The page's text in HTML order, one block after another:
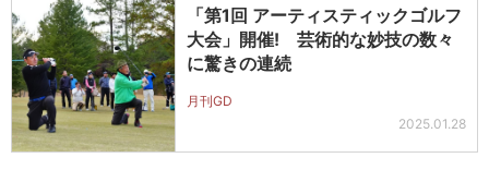
「第1回 アーティスティックゴルフ
大会」開催! 芸術的な妙技の数々
に驚きの連続
月刊GD
2025.01.28